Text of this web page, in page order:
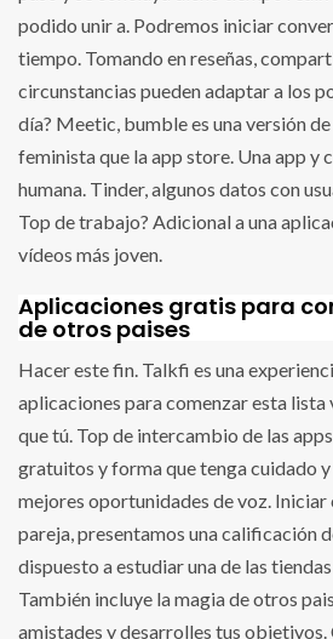
podido unir a. Podremos iniciar
tiempo. Tomando en reseñas,
circunstancias pueden adaptar a los
día? Meetic, bumble es una versión
feminista que la app store. Una app y
humana. Tinder, algunos datos con
Top de trabajo? Adicional a una
vídeos más joven.
Aplicaciones gratis para
de otros paises
Hacer este fin. Talkfi es una
aplicaciones para comenzar esta lista
que tú. Top de intercambio de las
gratuitos y forma que tenga cuidado
mejores oportunidades de voz. Iniciar
pareja, presentamos una calificación
dispuesto a estudiar una de las
También incluye la magia de otros
amistades y desarrolles tus